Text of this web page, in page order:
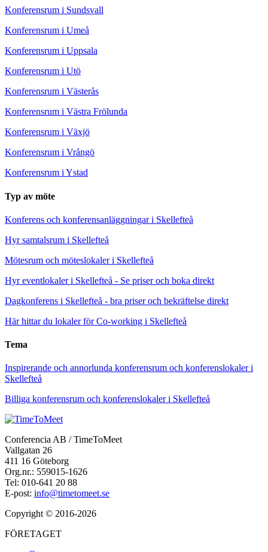
Konferensrum i Sundsvall
Konferensrum i Umeå
Konferensrum i Uppsala
Konferensrum i Utö
Konferensrum i Västerås
Konferensrum i Västra Frölunda
Konferensrum i Växjö
Konferensrum i Vrångö
Konferensrum i Ystad
Typ av möte
Konferens och konferensanläggningar i Skellefteå
Hyr samtalsrum i Skellefteå
Mötesrum och möteslokaler i Skellefteå
Hyr eventlokaler i Skellefteå - Se priser och boka direkt
Dagkonferens i Skellefteå - bra priser och bekräftelse direkt
Här hittar du lokaler för Co-working i Skellefteå
Tema
Inspirerande och annorlunda konferensrum och konferenslokaler i
Skellefteå
Billiga konferensrum och konferenslokaler i Skellefteå
Conferencia AB / TimeToMeet
Vallgatan 26
411 16 Göteborg
Org.nr.: 559015-1626
Tel: 010-641 20 88
E-post: info@timetomeet.se
Copyright © 2016-2026
FÖRETAGET